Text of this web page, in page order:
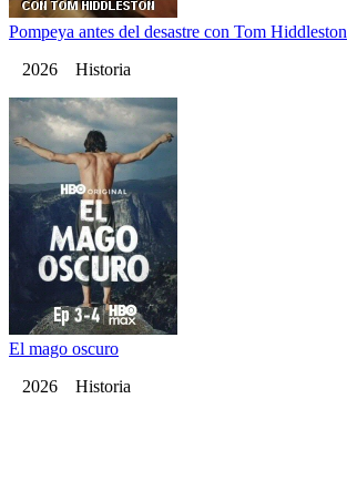
Pompeya antes del desastre con Tom Hiddleston
2026 Historia
El mago oscuro
2026 Historia